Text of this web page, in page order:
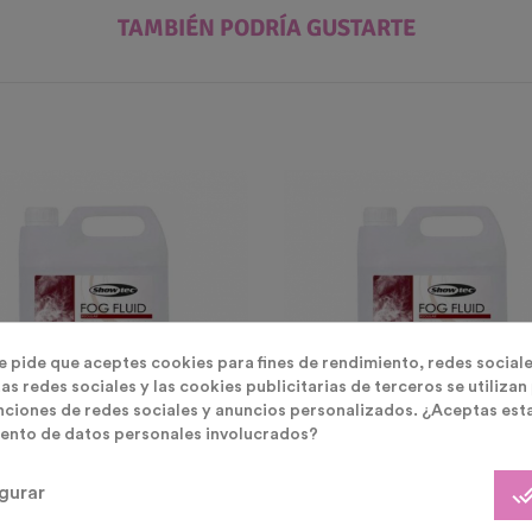
TAMBIÉN PODRÍA GUSTARTE
pide que aceptes cookies para fines de rendimiento, redes
redes sociales y las cookies publicitarias de terceros se utilizan
de redes sociales y anuncios personalizados. ¿Aceptas
de datos personales involucrados?